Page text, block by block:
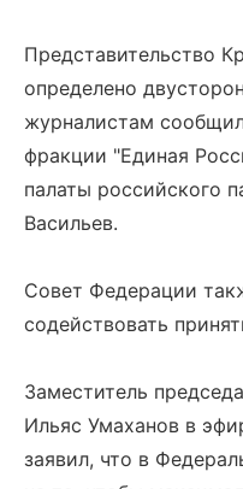
Представительство
определено
журналистам
фракции "Единая
палаты российского
Васильев.
Совет Федерации
содействовать
Заместитель
Ильяс Умаханов в
заявил, что в